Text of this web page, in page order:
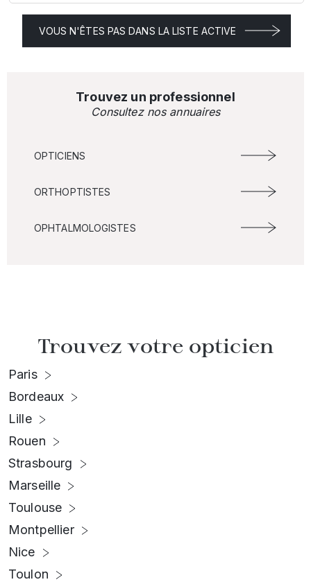
VOUS N'ÊTES PAS DANS LA LISTE ACTIVE
Trouvez un professionnel
Consultez nos annuaires
OPTICIENS
ORTHOPTISTES
OPHTALMOLOGISTES
Trouvez votre opticien
Paris
Bordeaux
Lille
Rouen
Strasbourg
Marseille
Toulouse
Montpellier
Nice
Toulon